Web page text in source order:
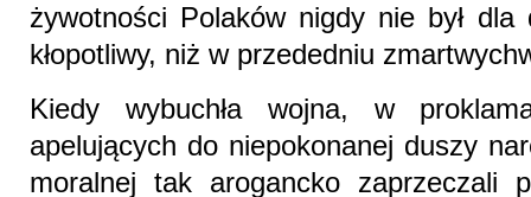
żywotności Polaków nigdy nie był dla
kłopotliwy, niż w przededniu
Kiedy wybuchła wojna, w
apelujących do niepokonanej duszy
moralnej tak arogancko zaprzeczali